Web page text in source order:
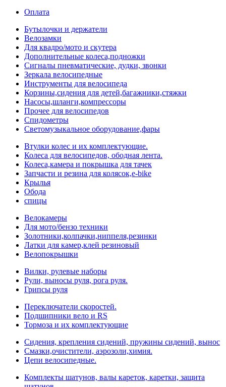
Оплата
Бутылочки и держатели
Велозамки
Для квадро/мото и скутера
Дополнительные колеса,подножки
Сигналы пневматические, дудки, звонки
Зеркала велосипедные
Инструменты для велосипеда
Корзины,сидения для детей,багажники,стяжки
Насосы,шланги,компрессоры
Прочее для велосипедов
Спидометры
Светомузыкальное оборудование,фары
Втулки колес и их комплектующие.
Колеса для велосипедов, ободная лента.
Колеса,камера и покрышка для тачек
Запчасти и резина для колясок,e-bike
Крылья
Обода
спицы
Велокамеры
Для мото/бензо техники
Золотники,колпачки,ниппеля,резинки
Латки для камер,клей резиновый
Велопокрышки
Вилки, рулевые наборы
Рули, выносы руля, рога руля.
Грипсы руля
Переключатели скоростей.
Подшипники вело и RS
Тормоза и их комплектующие
Сидения, крепления сидений, пружины сидений, вынос
Смазки,очистители, аэрозоли,химия.
Цепи велосипедные.
Комплекты шатунов, валы кареток, каретки, защита